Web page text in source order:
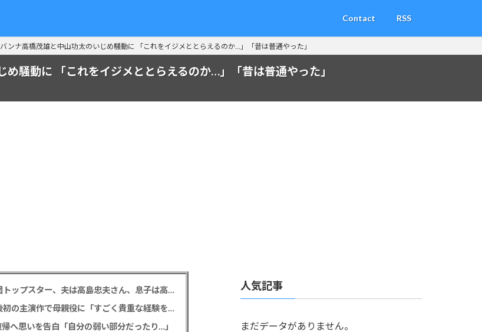
Contact RSS
ンナ高橋茂雄と中山功太のいじめ騒動に 「これをイジメととらえるのか…」「昔は普通やった」
騒動に 「これをイジメととらえるのか…」「昔は普通やった」
【訃報】寿美花代さん死去 94歳 老衰のため 元宝塚歌劇団トップスター、夫は高島忠夫さん、息子は高嶋政宏・政伸
久保史緒里 「世界は美しいと誰かが言った」乃木坂46卒業後初の主演作で母親役に「すごく貴重な経験をさせていただいた」
へ思いを告白「自分の弱い部分だったり…」
人気記事
まだデータがありません。